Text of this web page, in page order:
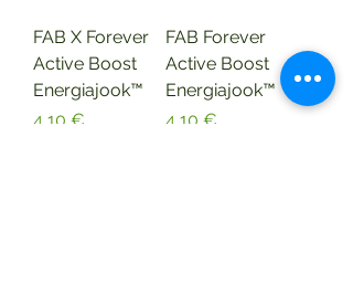
FAB X Forever
Active Boost
Energiajook™
Price
4,10 €
FAB Forever
Active Boost
Energiajook™
Price
4,10 €